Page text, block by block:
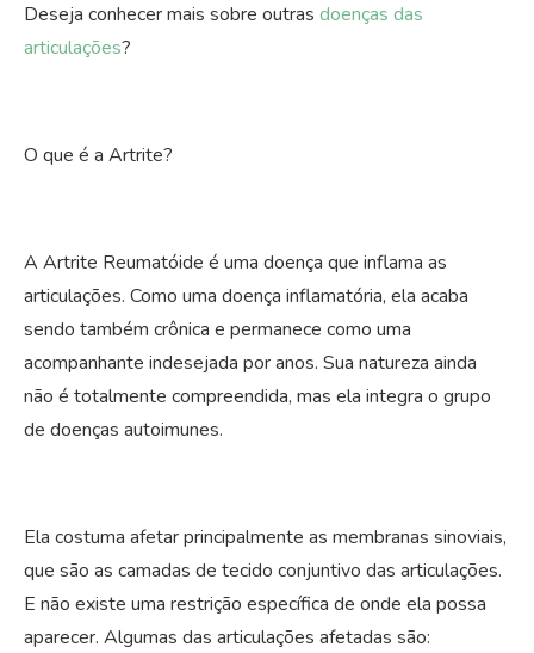
Deseja conhecer mais sobre outras doenças das
articulações?
O que é a Artrite?
A Artrite Reumatóide é uma doença que inflama as
articulações. Como uma doença inflamatória, ela acaba
sendo também crônica e permanece como uma
acompanhante indesejada por anos. Sua natureza ainda
não é totalmente compreendida, mas ela integra o grupo
de doenças autoimunes.
Ela costuma afetar principalmente as membranas sinoviais,
que são as camadas de tecido conjuntivo das articulações.
E não existe uma restrição específica de onde ela possa
aparecer. Algumas das articulações afetadas são: